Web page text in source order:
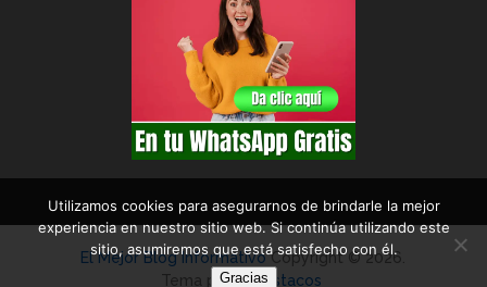
El Mejor Blog InformativoCopyright © 2026.
Tema porCanastacos
Utilizamos cookies para asegurarnos de brindarle la mejor
experiencia en nuestro sitio web. Si continúa utilizando este
sitio, asumiremos que está satisfecho con él.
Gracias